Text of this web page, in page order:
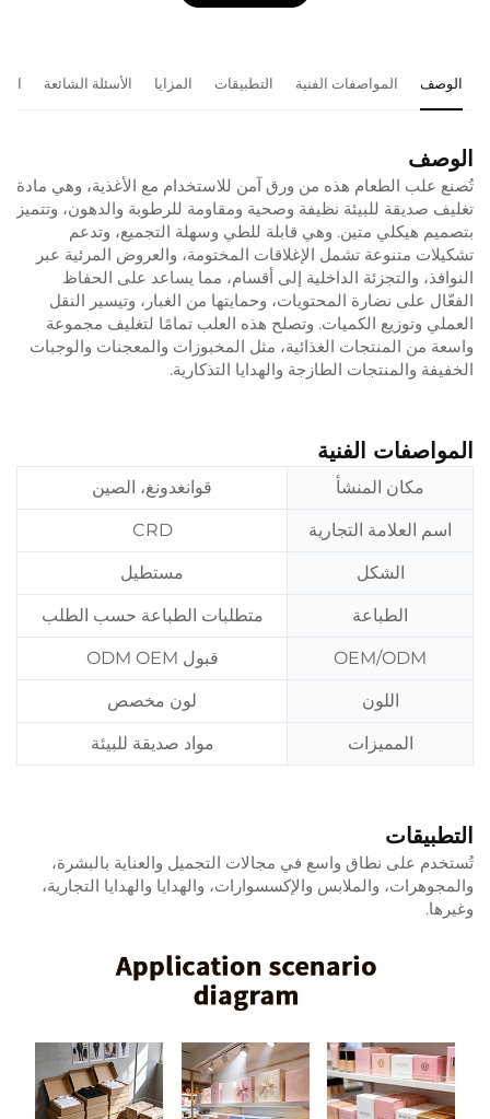
الوصف المواصفات الفنية التطبيقات المزايا الأسئلة الشائعة
الوصف
تُصنع علب الطعام هذه من ورق آمن للاستخدام مع الأغذية، وهي مادة
تغليف صديقة للبيئة نظيفة وصحية ومقاومة للرطوبة والدهون، وتتميز
بتصميم هيكلي متين. وهي قابلة للطي وسهلة التجميع، وتدعم
تشكيلات متنوعة تشمل الإغلاقات المختومة، والعروض المرئية عبر
النوافذ، والتجزئة الداخلية إلى أقسام، مما يساعد على الحفاظ
الفعّال على نضارة المحتويات، وحمايتها من الغبار، وتيسير النقل
العملي وتوزيع الكميات. وتصلح هذه العلب تمامًا لتغليف مجموعة
واسعة من المنتجات الغذائية، مثل المخبوزات والمعجنات والوجبات
الخفيفة والمنتجات الطازجة والهدايا التذكارية.
المواصفات الفنية
مكان المنشأ قوانغدونغ، الصين
اسم العلامة التجارية CRD
الشكل مستطيل
الطباعة متطلبات الطباعة حسب الطلب
OEM/ODM قبول ODM OEM
اللون لون مخصص
المميزات مواد صديقة للبيئة
التطبيقات
تُستخدم على نطاق واسع في مجالات التجميل والعناية بالبشرة،
والمجوهرات، والملابس والإكسسوارات، والهدايا والهدايا التجارية،
وغيرها.